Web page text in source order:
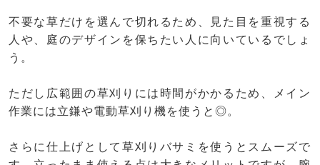
不要な草だけを選んで切れるため、見た目を重視する
人や、庭のデザインを保ちたい人に向いているでしょ
う。
ただし広範囲の草刈りには時間がかかるため、メイン
作業には立鎌や電動草刈り機を使うと◎。
さらに仕上げとして草刈りバサミを使うとスムーズで